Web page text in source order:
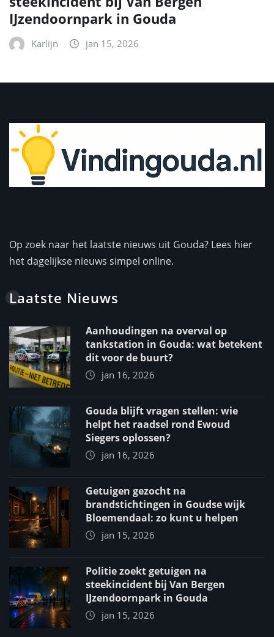
IJzendoornpark in Gouda
Karlijn jan 15, 2026
Op zoek naar het laatste nieuws uit Gouda? Lees hier
het dagelijkse nieuws simpel online.
Laatste Nieuws
Aanhoudingen na overval op
tankstation in Gouda: wat betekent
dit voor de buurt?
jan 16, 2026
Gouda blijft vragen stellen: wie
helpt het raadsel rond Ewoud
Siegers oplossen?
jan 16, 2026
Getuigen gezocht na
brandstichtingen in Goudse wijk
Bloemendaal: zo kunt u helpen
jan 15, 2026
Politie zoekt getuigen na
steekincident bij Van Bergen
IJzendoornpark in Gouda
jan 15, 2026